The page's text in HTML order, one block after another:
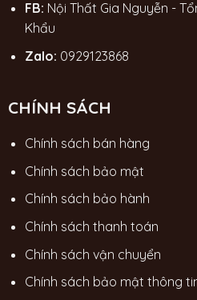
FB: Nội Thất Gia Nguyễn -
Khẩu
Zalo: 0929123868
CHÍNH SÁCH
Chính sách bán hàng
Chính sách bảo mật
Chính sách bảo hành
Chính sách thanh toán
Chính sách vận chuyển
Chính sách bảo mật thông